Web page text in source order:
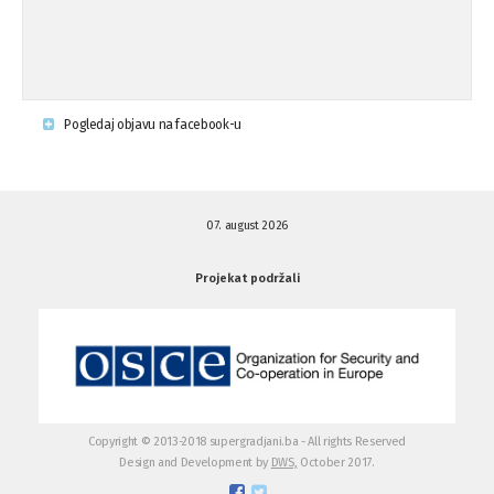
Pogledaj objavu na facebook-u
07. august 2026
Projekat podržali
Copyright © 2013-2018 supergradjani.ba - All rights Reserved
Design and Development by DWS, October 2017.